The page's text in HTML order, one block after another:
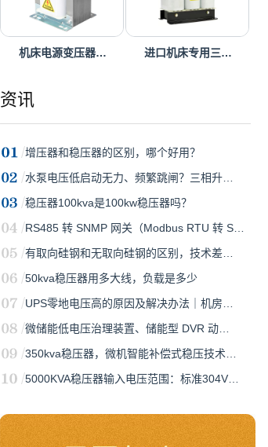
机床电源变压器… 进口机床专用三…
资讯
增压器和稳压器的区别，哪个好用？
水泵电压低启动无力、频繁跳闸？三相升…
稳压器100kva是100kw稳压器吗？
RS485 转 SNMP 网关（Modbus RTU 转 S…
有取向硅钢和无取向硅钢的区别，技术差…
50kva稳压器用多大线，负载是多少
UPS零地电压高的原因及解决办法｜机房…
微储能低电压治理装置、储能型 DVR 动…
350kva稳压器，微机智能补偿式稳压技术…
5000KVA稳压器输入电压范围：标准304V…